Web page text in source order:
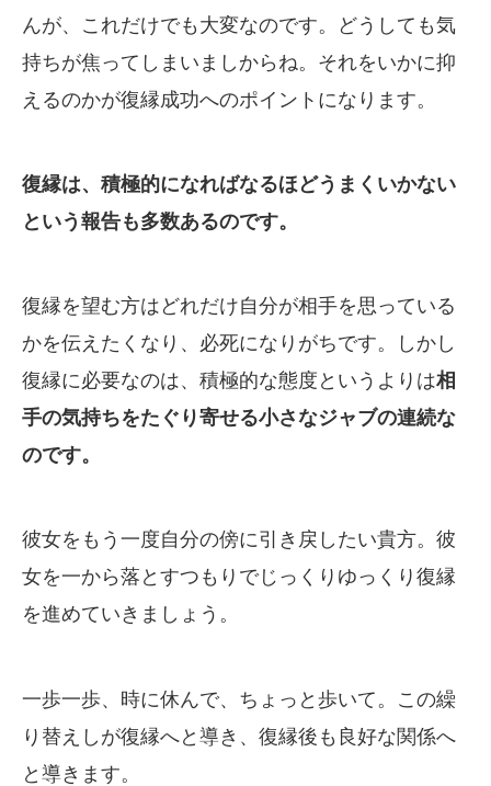
んが、これだけでも大変なのです。どうしても気
持ちが焦ってしまいましからね。それをいかに抑
えるのかが復縁成功へのポイントになります。
復縁は、積極的になればなるほどうまくいかない
という報告も多数あるのです。
復縁を望む方はどれだけ自分が相手を思っている
かを伝えたくなり、必死になりがちです。しかし
復縁に必要なのは、積極的な態度というよりは相
手の気持ちをたぐり寄せる小さなジャブの連続な
のです。
彼女をもう一度自分の傍に引き戻したい貴方。彼
女を一から落とすつもりでじっくりゆっくり復縁
を進めていきましょう。
一歩一歩、時に休んで、ちょっと歩いて。この繰
り替えしが復縁へと導き、復縁後も良好な関係へ
と導きます。